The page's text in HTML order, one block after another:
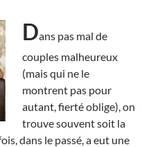
Dans pas mal de
couples malheureux
(mais qui ne le
montrent pas pour
autant, fierté oblige), on
trouve souvent soit la
dans le passé, a eut une